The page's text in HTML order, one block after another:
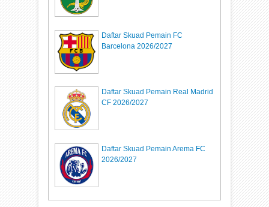
Daftar Skuad Pemain FC
Barcelona 2026/2027
Daftar Skuad Pemain Real Madrid
CF 2026/2027
Daftar Skuad Pemain Arema FC
2026/2027